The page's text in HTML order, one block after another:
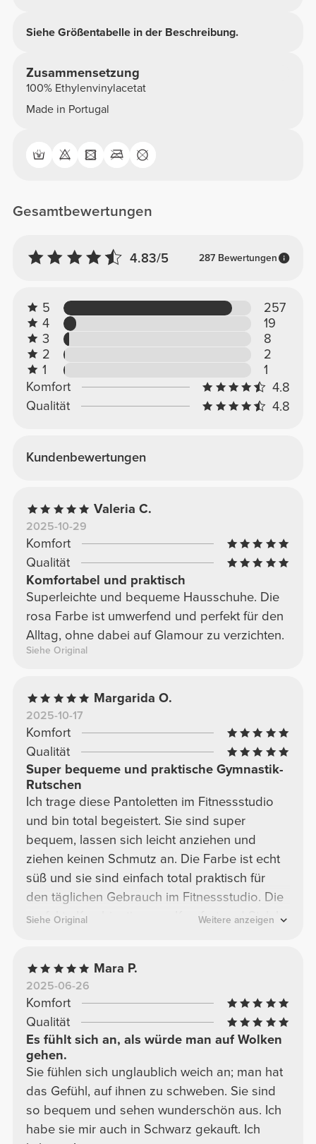
Siehe Größentabelle in der Beschreibung.
Zusammensetzung
100% Ethylenvinylacetat
Made in Portugal
Gesamtbewertungen
4.83/5 287 Bewertungen
5
257
4
19
3
8
2
2
1
1
Komfort
4.8
Qualität
4.8
Kundenbewertungen
Valeria C.
2025-10-29
Komfort
Qualität
Komfortabel und praktisch
Superleichte und bequeme Hausschuhe. Die
rosa Farbe ist umwerfend und perfekt für den
Alltag, ohne dabei auf Glamour zu verzichten.
Siehe Original
Margarida O.
2025-10-17
Komfort
Qualität
Super bequeme und praktische Gymnastik-
Rutschen
Ich trage diese Pantoletten im Fitnessstudio
und bin total begeistert. Sie sind super
bequem, lassen sich leicht anziehen und
ziehen keinen Schmutz an. Die Farbe ist echt
süß und sie sind einfach total praktisch für
den täglichen Gebrauch im Fitnessstudio. Die
perfekte Kombination aus Komfort und Style!
Siehe Original Weitere anzeigen
Mara P.
2025-06-26
Komfort
Qualität
Es fühlt sich an, als würde man auf Wolken
gehen.
Sie fühlen sich unglaublich weich an; man hat
das Gefühl, auf ihnen zu schweben. Sie sind
so bequem und sehen wunderschön aus. Ich
habe sie mir auch in Schwarz gekauft. Ich